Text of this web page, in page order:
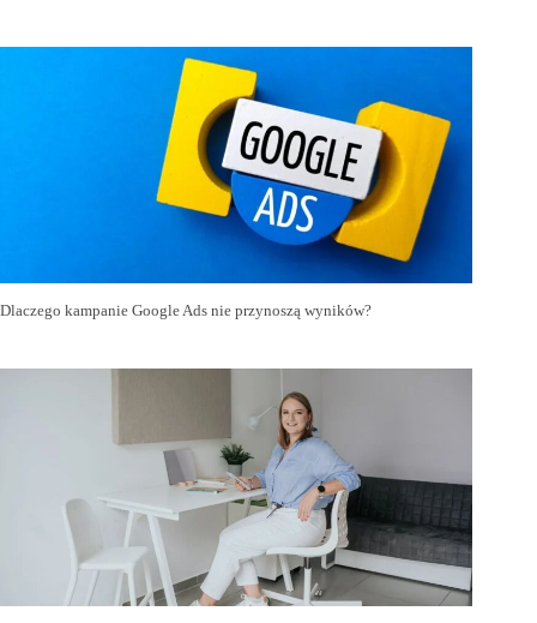
Dlaczego kampanie Google Ads nie przynoszą wyników?